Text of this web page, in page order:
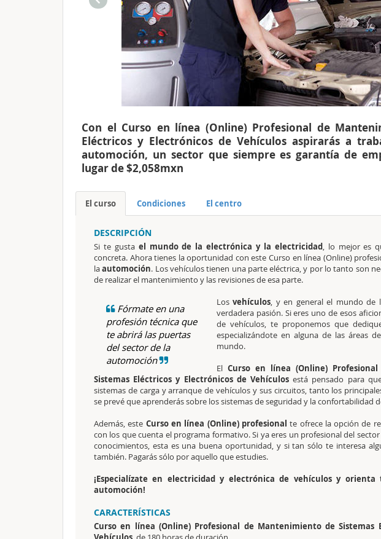
Con el Curso en línea (Online) Profesional de
Eléctricos y Electrónicos de Vehículos aspirarás a
automoción, un sector que siempre es garantía de
lugar de $2,058mxn
El curso Condiciones El centro
DESCRIPCIÓN
Si te gusta el mundo de la electrónica y la electricidad, lo mejor es
concreta. Ahora tienes la oportunidad con este Curso en línea (Online)
laautomoción. Los vehículos tienen una parte eléctrica, y por lo tanto son
de realizar el mantenimiento y las revisiones de esa parte.
Fórmate en una
profesión técnica que
te abrirá las puertas
del sector de la
automoción
Losvehículos, y en general el mundo de
verdadera pasión. Si eres uno de esos
de vehículos, te proponemos que
especializándote en alguna de las áreas
mundo.
El Curso en línea (Online)
Sistemas Eléctricos y Electrónicos de Vehículosestá pensado para
sistemas de carga y arranque de vehículos y sus circuitos, tanto los
se prevé que aprenderás sobre los sistemas de seguridad y la confortabilidad
Además, este Curso en línea (Online) profesional te ofrece la opción de
con los que cuenta el programa formativo. Si ya eres un profesional del
conocimientos, esta es una buena oportunidad, y si tan sólo te interesa
también. Pagarás sólo por aquello que estudies.
¡Especialízate en electricidad y electrónica de vehículos y
automoción!
CARACTERÍSTICAS
Curso en línea (Online) Profesional de Mantenimiento de Sistemas